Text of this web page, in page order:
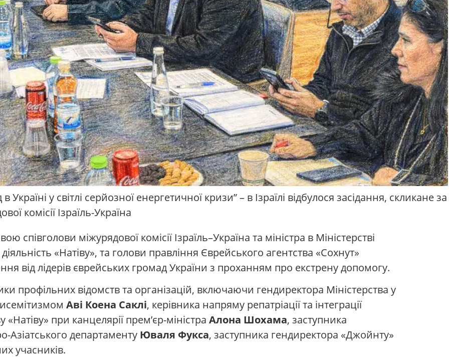
у світлі серйозної енергетичної кризи” – в Ізраїлі відбулося засідання, скликане за
комісії Ізраїль-Україна
співголови міжурядової комісії Ізраїль–Україна та міністра в Міністерстві
«Натіву», та голови правління Єврейського агентства «Сохнут»
від лідерів єврейських громад України з проханням про екстрену допомогу.
профільних відомств та організацій, включаючи гендиректора Міністерства у
Аві Коена Саклі, керівника напряму репатріації та інтеграції
«Натіву» при канцелярії прем’єр-міністра Алона Шохама, заступника
Азіатського департаменту Юваля Фукса, заступника гендиректора «Джойнту»
учасників.